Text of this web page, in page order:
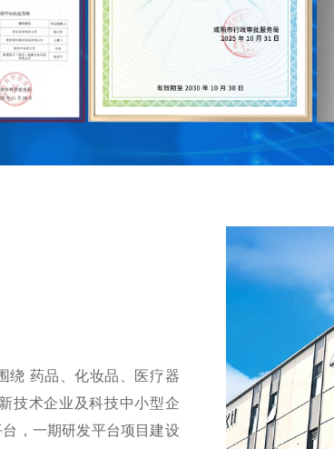
绕 药品、化妆品、医疗器
技术企业及科技中小型企
，一期研发平台项目建设